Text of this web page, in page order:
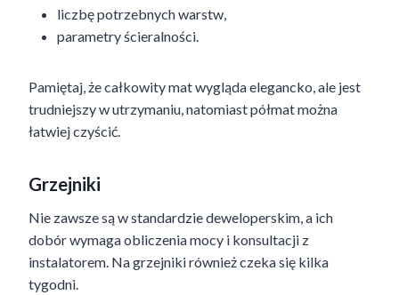
liczbę potrzebnych warstw,
parametry ścieralności.
Pamiętaj, że całkowity mat wygląda elegancko, ale jest
trudniejszy w utrzymaniu, natomiast półmat można
łatwiej czyścić.
Grzejniki
Nie zawsze są w standardzie deweloperskim, a ich
dobór wymaga obliczenia mocy i konsultacji z
instalatorem. Na grzejniki również czeka się kilka
tygodni.